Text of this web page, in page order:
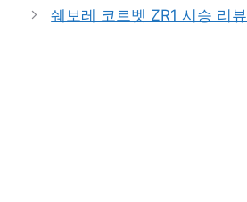
쉐보레 코르벳 ZR1 시승 리뷰